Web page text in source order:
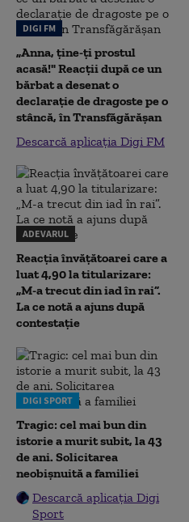
DIGI FM
„Anna, ţine-ţi prostul
acasă!" Reacţii după ce un
bărbat a desenat o
declaraţie de dragoste pe o
stâncă, în Transfăgărăşan
Descarcă aplicația Digi FM
ADEVARUL
Reacția învățătoarei care a
luat 4,90 la titularizare:
„M-a trecut din iad în rai”.
La ce notă a ajuns după
contestație
DIGI SPORT
Tragic: cel mai bun din
istorie a murit subit, la 43
de ani. Solicitarea
neobișnuită a familiei
Descarcă aplicația Digi
Sport